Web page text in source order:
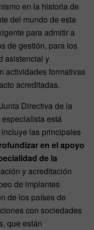
en la historia de
del mundo de esta
para admitir a
de gestión, para los
asistencial y
actividades formativas
acreditadas.
Directiva de la
está
las principales
en el apoyo
de la
y acreditación
de implantes
de los países de
con sociedades
que están